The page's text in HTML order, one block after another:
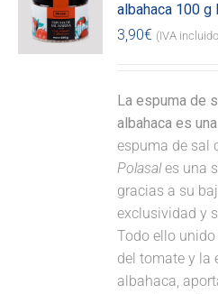
albahaca 100 g
3,90€ (IVA
La espuma de
albahaca es
espuma de sal
Polasales una
gracias a su
exclusividad y
Todo ello
del tomate y la
albahaca,